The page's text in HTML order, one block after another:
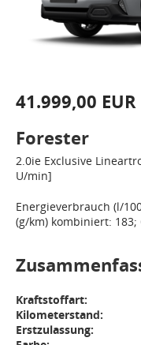
41.999,00 EUR
Forester
2.0ie Exclusive
U/min]
Energieverbrauch (l/
(g/km) kombiniert: 183;
Kraftstoffart:
Kilometerstand:
Erstzulassung: